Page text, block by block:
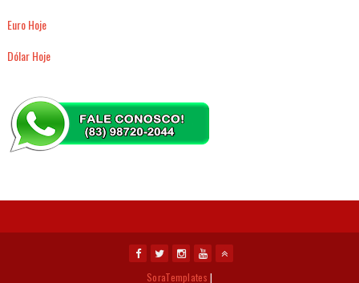
Euro Hoje
Dólar Hoje
SoraTemplates |